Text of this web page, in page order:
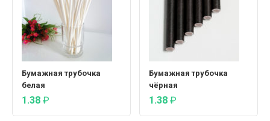
Бумажная трубочка
белая
1.38 ₽
Бумажная трубочка
чёрная
1.38 ₽